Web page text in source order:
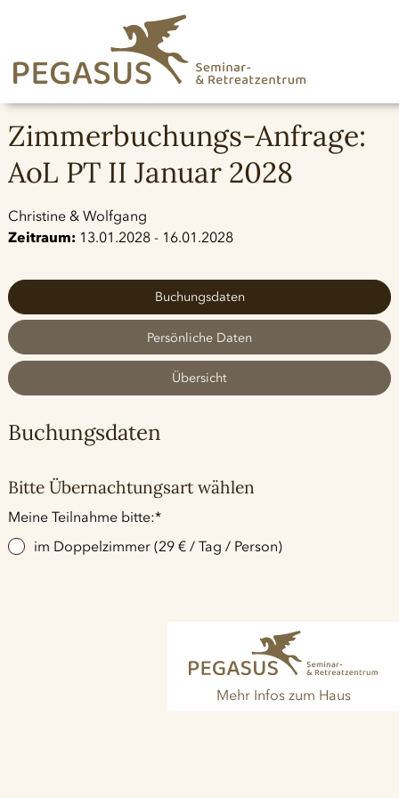
Zimmerbuchungs-Anfrage:
AoL PT II Januar 2028
Christine & Wolfgang
Zeitraum:13.01.2028 - 16.01.2028
Buchungsdaten
Persönliche Daten
Übersicht
Buchungsdaten
Bitte Übernachtungsart wählen
Pflichtfeld
Meine Teilnahme bitte:*
im Doppelzimmer (29 € / Tag / Person)
Mehr Infos zum Haus